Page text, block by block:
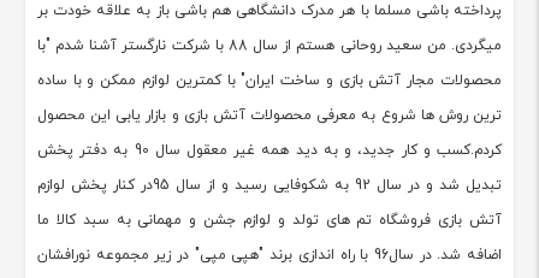
پرداخته باشی مسلما با هر مدرک دانشگاهی هم باشی باز به علاقه خودت بر
میگردی. من سعید روحانی هستم از سال 88 با شرکت نارگستر آشنا شدم "با
محصولات مجار آتش بازی و ساخت ایران" با کمترین لوازم ممکن و با ساده
ترین روش ها شروع به معرفی محصولات آتش بازی و بازار یابی این محصول
کردم.کسب و کار جدید، و به دید همه غیر معقول سال 90 به دفتر پخش
تبدیل شد و در سال 92 به شکوفایی رسید و از سال 95در کنار پخش لوازم
آتش بازی فروشگاه تم های تولد و لوازم جشن و مهمانی به سبد کالا ما
اضافه شد. در سال96 با راه اندازی برند "هپی مپی" در زیر مجموعه نورافشان